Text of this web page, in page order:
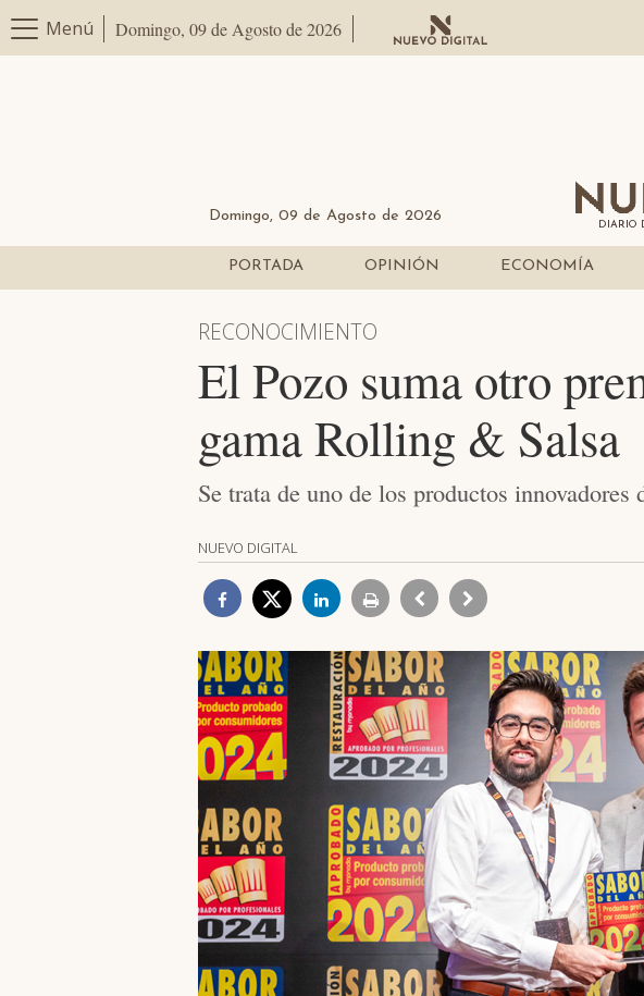
Menú Domingo, 09 de Agosto de 2026
Domingo, 09 de Agosto de 2026
DIARIO
PORTADA OPINIÓN ECONOMÍA
RECONOCIMIENTO
El Pozo suma otro
gama Rolling & Salsa
Se trata de uno de los productos
NUEVO DIGITAL